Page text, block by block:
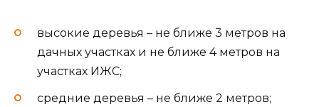
высокие деревья – не ближе 3 метров на
дачных участках и не ближе 4 метров на
участках ИЖС;
средние деревья – не ближе 2 метров;